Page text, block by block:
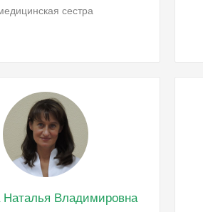
сестра
Наталья Владимировна